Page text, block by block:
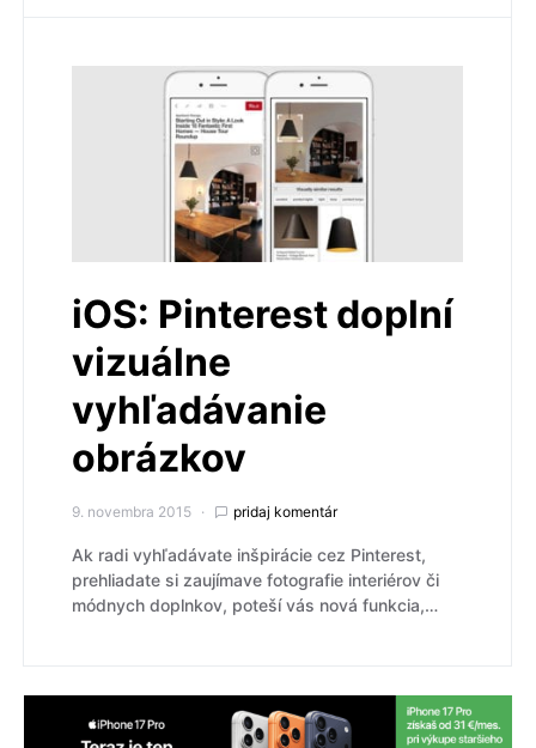
iOS: Pinterest doplní
vizuálne
vyhľadávanie
obrázkov
9. novembra 2015 pridaj komentár
Ak radi vyhľadávate inšpirácie cez Pinterest,
prehliadate si zaujímave fotografie interiérov či
módnych doplnkov, poteší vás nová funkcia,…